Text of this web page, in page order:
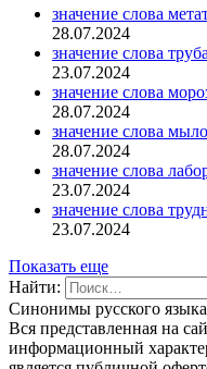
значение слова
28.07.2024
значение слова труба
23.07.2024
значение слова
28.07.2024
значение слова мыло
28.07.2024
значение слова
23.07.2024
значение слова
23.07.2024
Показать еще
Найти:
Синонимы русского
Вся представленная на
информационный